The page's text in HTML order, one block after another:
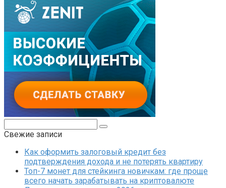
Свежие записи
Как оформить залоговый кредит без
подтверждения дохода и не потерять квартиру
Топ-7 монет для стейкинга новичкам: где проще
всего начать зарабатывать на криптовалюте